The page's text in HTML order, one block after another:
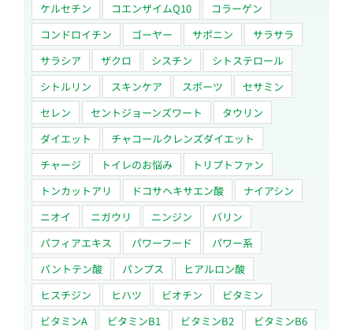
ケルセチン
コエンザイムQ10
コラーゲン
コンドロイチン
ゴーヤー サポニン
サラサラ
サラシア
ザクロ シスチン
シトステロール
シトルリン
スキンケア スポーツ
セサミン
セレン
セントジョーンズワート
タウリン
ダイエット
チャコールクレンズダイエット
チャージ
トイレのお悩み
トリプトファン
トンカットアリ
ドコサヘキサエン酸
ナイアシン
ニオイ
ニガウリ ニンジン
バリン
パフィアエキス
パワーフード
パワー系
パントテン酸
パンプス
ヒアルロン酸
ヒスチジン
ヒハツ ビオチン
ビタミン
ビタミンA
ビタミンB1 ビタミンB2
ビタミンB6